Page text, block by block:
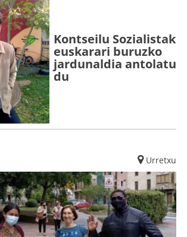
Kontseilu Sozialistak
euskarari buruzko
jardunaldia antolatu
du
Urretxu